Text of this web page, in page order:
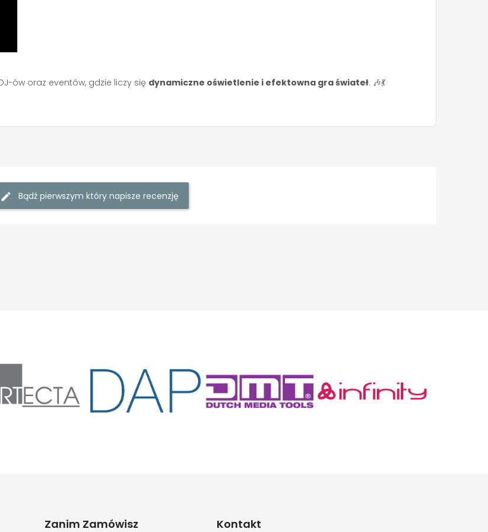
ów oraz eventów, gdzie liczy się dynamiczne oświetlenie i efektowna gra świateł. 🎶💃
Bądź pierwszym który napisze recenzję
Zanim Zamówisz Kontakt